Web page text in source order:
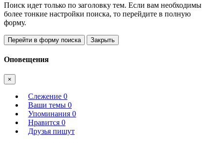
Поиск идет только по заголовку тем. Если вам необходимы
более тонкие настройки поиска, то перейдите в полную
форму.
Перейти в форму поиска Закрыть
Оповещения
×
Слежение 0
Ваши темы 0
Упоминания 0
Нравится 0
Друзья пишут